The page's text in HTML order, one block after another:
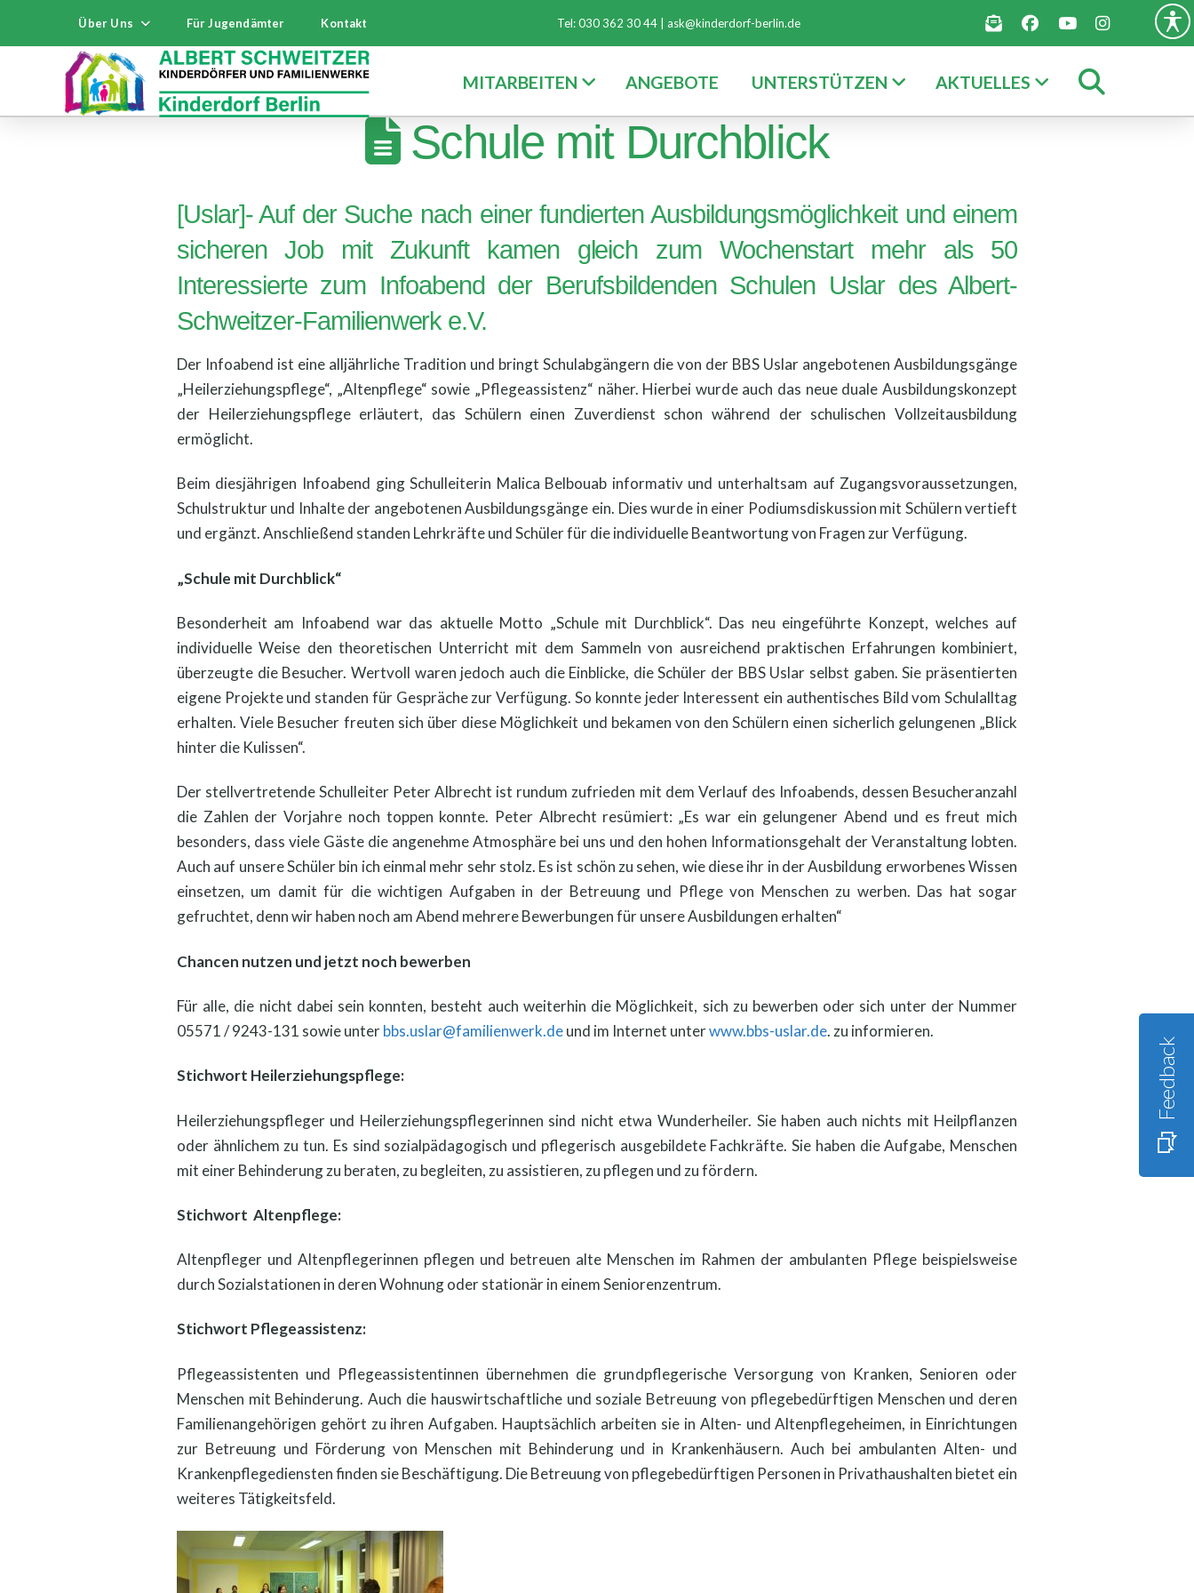
Über Uns Für Jugendämter Kontakt Tel: 030 362 30 44 | ask@kinderdorf-berlin.de
MITARBEITEN ANGEBOTE UNTERSTÜTZEN AKTUELLES
Schule mit Durchblick
[Uslar]- Auf der Suche nach einer fundierten Ausbildungsmöglichkeit und einem
sicheren Job mit Zukunft kamen gleich zum Wochenstart mehr als 50
Interessierte zum Infoabend der Berufsbildenden Schulen Uslar des Albert-
Schweitzer-Familienwerk e.V.
Der Infoabend ist eine alljährliche Tradition und bringt Schulabgängern die von der BBS Uslar angebotenen Ausbildungsgänge
„Heilerziehungspflege“, „Altenpflege“ sowie „Pflegeassistenz“ näher. Hierbei wurde auch das neue duale Ausbildungskonzept
der Heilerziehungspflege erläutert, das Schülern einen Zuverdienst schon während der schulischen Vollzeitausbildung
ermöglicht.
Beim diesjährigen Infoabend ging Schulleiterin Malica Belbouab informativ und unterhaltsam auf Zugangsvoraussetzungen,
Schulstruktur und Inhalte der angebotenen Ausbildungsgänge ein. Dies wurde in einer Podiumsdiskussion mit Schülern vertieft
und ergänzt. Anschließend standen Lehrkräfte und Schüler für die individuelle Beantwortung von Fragen zur Verfügung.
„Schule mit Durchblick“
Besonderheit am Infoabend war das aktuelle Motto „Schule mit Durchblick“. Das neu eingeführte Konzept, welches auf
individuelle Weise den theoretischen Unterricht mit dem Sammeln von ausreichend praktischen Erfahrungen kombiniert,
überzeugte die Besucher. Wertvoll waren jedoch auch die Einblicke, die Schüler der BBS Uslar selbst gaben. Sie präsentierten
eigene Projekte und standen für Gespräche zur Verfügung. So konnte jeder Interessent ein authentisches Bild vom Schulalltag
erhalten. Viele Besucher freuten sich über diese Möglichkeit und bekamen von den Schülern einen sicherlich gelungenen „Blick
hinter die Kulissen“.
Der stellvertretende Schulleiter Peter Albrecht ist rundum zufrieden mit dem Verlauf des Infoabends, dessen Besucheranzahl
die Zahlen der Vorjahre noch toppen konnte. Peter Albrecht resümiert: „Es war ein gelungener Abend und es freut mich
besonders, dass viele Gäste die angenehme Atmosphäre bei uns und den hohen Informationsgehalt der Veranstaltung lobten.
Auch auf unsere Schüler bin ich einmal mehr sehr stolz. Es ist schön zu sehen, wie diese ihr in der Ausbildung erworbenes Wissen
einsetzen, um damit für die wichtigen Aufgaben in der Betreuung und Pflege von Menschen zu werben. Das hat sogar
gefruchtet, denn wir haben noch am Abend mehrere Bewerbungen für unsere Ausbildungen erhalten“
Chancen nutzen und jetzt noch bewerben
Für alle, die nicht dabei sein konnten, besteht auch weiterhin die Möglichkeit, sich zu bewerben oder sich unter der Nummer
05571 / 9243-131 sowie unterbbs.uslar@familienwerk.deund im Internet unterwww.bbs-uslar.de. zu informieren.
Stichwort Heilerziehungspflege:
Heilerziehungspfleger und Heilerziehungspflegerinnen sind nicht etwa Wunderheiler. Sie haben auch nichts mit Heilpflanzen
oder ähnlichem zu tun. Es sind sozialpädagogisch und pflegerisch ausgebildete Fachkräfte. Sie haben die Aufgabe, Menschen
mit einer Behinderung zu beraten, zu begleiten, zu assistieren, zu pflegen und zu fördern.
Stichwort Altenpflege:
Altenpfleger und Altenpflegerinnen pflegen und betreuen alte Menschen im Rahmen der ambulanten Pflege beispielsweise
durch Sozialstationen in deren Wohnung oder stationär in einem Seniorenzentrum.
Stichwort Pflegeassistenz:
Pflegeassistenten und Pflegeassistentinnen übernehmen die grundpflegerische Versorgung von Kranken, Senioren oder
Menschen mit Behinderung. Auch die hauswirtschaftliche und soziale Betreuung von pflegebedürftigen Menschen und deren
Familienangehörigen gehört zu ihren Aufgaben. Hauptsächlich arbeiten sie in Alten- und Altenpflegeheimen, in Einrichtungen
zur Betreuung und Förderung von Menschen mit Behinderung und in Krankenhäusern. Auch bei ambulanten Alten- und
Krankenpflegediensten finden sie Beschäftigung. Die Betreuung von pflegebedürftigen Personen in Privathaushalten bietet ein
weiteres Tätigkeitsfeld.
Feedback